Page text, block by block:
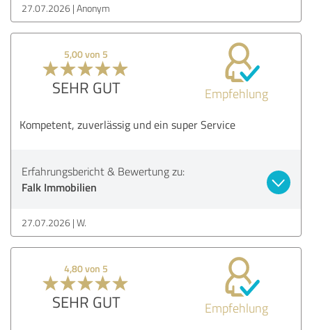
27.07.2026 Anonym
5,00 von 5
SEHR GUT Empfehlung
Kompetent, zuverlässig und ein super Service
Erfahrungsbericht & Bewertung zu:
Falk Immobilien
27.07.2026 W.
4,80 von 5
SEHR GUT Empfehlung